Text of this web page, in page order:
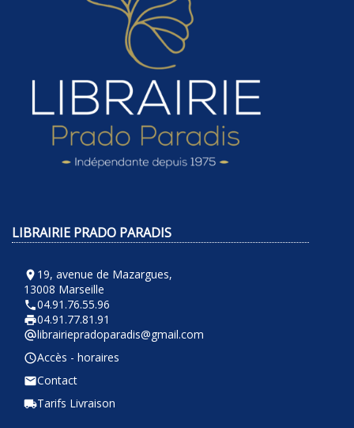
LIBRAIRIE PRADO PARADIS
room 19, avenue de Mazargues,
13008 Marseille
phone04.91.76.55.96
local_printshop04.91.77.81.91
alternate_emaillibrairiepradoparadis@gmail.com
query_builderAccès - horaires
emailContact
local_shippingTarifs Livraison